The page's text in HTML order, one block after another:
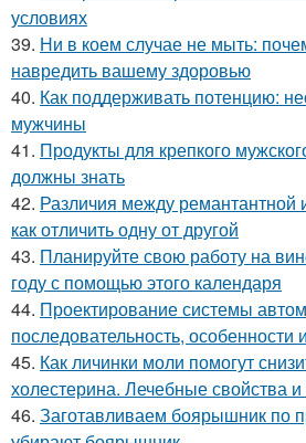
условиях
39. Ни в коем случае не мыть:
навредить вашему здоровью
40. Как поддерживать потенцию:
мужчины
41. Продукты для крепкого
должны знать
42. Различия между
как отличить одну от другой
43. Планируйте свою работу на
году с помощью этого календаря
44. Проектирование системы
последовательность,
45. Как личинки моли помогут
холестерина. Лечебные свойства и
46. Заготавливаем боярышник по